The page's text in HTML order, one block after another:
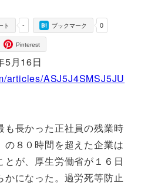
-
ト 0
ブックマーク
Pinterest
月16日
articles/ASJ5J4SMSJ5JU
長かった正社員の残業時
の８０時間を超えた企業は
とが、厚生労働省が１６日
かになった。過労死等防止